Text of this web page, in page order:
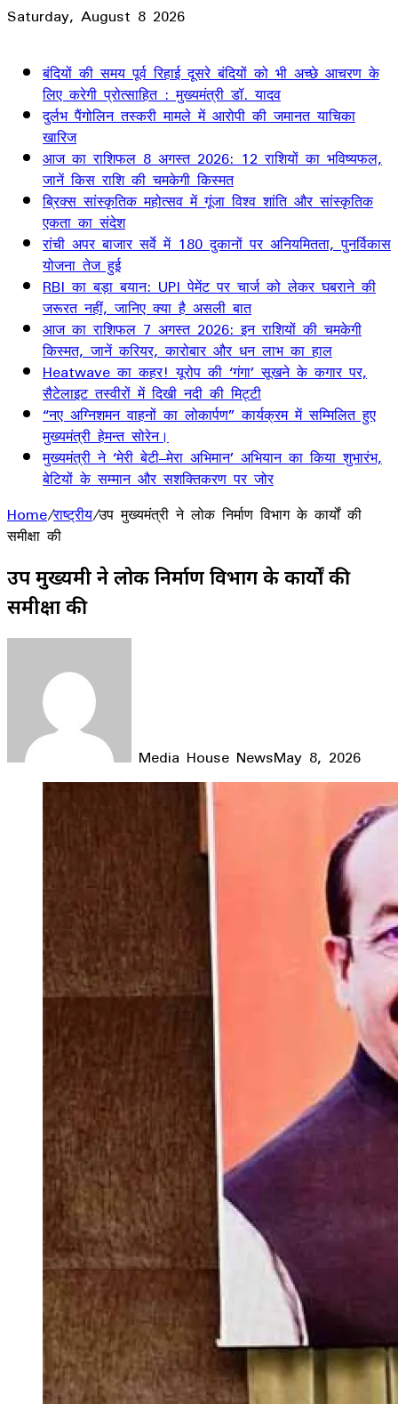
Saturday, August 8 2026
बंदियों की समय पूर्व रिहाई दूसरे बंदियों को भी अच्छे आचरण के
लिए करेगी प्रोत्साहित : मुख्यमंत्री डॉ. यादव
दुर्लभ पैंगोलिन तस्करी मामले में आरोपी की जमानत याचिका
खारिज
आज का राशिफल 8 अगस्त 2026: 12 राशियों का भविष्यफल,
जानें किस राशि की चमकेगी किस्मत
ब्रिक्स सांस्कृतिक महोत्सव में गूंजा विश्व शांति और सांस्कृतिक
एकता का संदेश
रांची अपर बाजार सर्वे में 180 दुकानों पर अनियमितता, पुनर्विकास
योजना तेज हुई
RBI का बड़ा बयान: UPI पेमेंट पर चार्ज को लेकर घबराने की
जरूरत नहीं, जानिए क्या है असली बात
आज का राशिफल 7 अगस्त 2026: इन राशियों की चमकेगी
किस्मत, जानें करियर, कारोबार और धन लाभ का हाल
Heatwave का कहर! यूरोप की ‘गंगा’ सूखने के कगार पर,
सैटेलाइट तस्वीरों में दिखी नदी की मिट्टी
“नए अग्निशमन वाहनों का लोकार्पण” कार्यक्रम में सम्मिलित हुए
मुख्यमंत्री हेमन्त सोरेन।
मुख्यमंत्री ने ‘मेरी बेटी–मेरा अभिमान’ अभियान का किया शुभारंभ,
बेटियों के सम्मान और सशक्तिकरण पर जोर
Home/राष्ट्रीय/उप मुख्यमंत्री ने लोक निर्माण विभाग के कार्यों की
समीक्षा की
उप मुख्यमंत्री ने लोक निर्माण विभाग के कार्यों की
समीक्षा की
Media House NewsMay 8, 2026
Facebook
LinkedIn
WhatsApp
Telegram